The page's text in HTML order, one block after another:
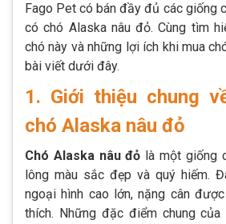
Fago Pet có bán đầy đủ các giống
có chó Alaska nâu đỏ. Cùng tìm
chó này và những lợi ích khi mua
bài viết dưới đây.
1. Giới thiệu chung
chó Alaska nâu đỏ
Chó Alaska nâu đỏ là một giống
lông màu sắc đẹp và quý hiếm.
ngoại hình cao lớn, nặng cân
thích. Những đặc điểm chung